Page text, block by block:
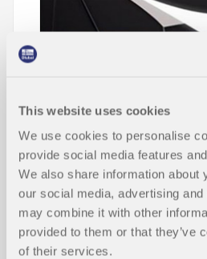
This website uses cookies
We use cookies to personalise
provide social media features
We also share information about
our social media, advertising
may combine it with other
provided to them or that they’ve
of their services.
специфические аспекты
мембранных конструкций, к
предъявляются особые
поиск формы и создание
Неотъемлемой частью
конструкций является поиск
предварительно
раскройных форм. В тексте
основных процесса расчета